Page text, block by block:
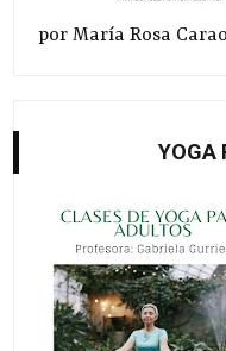
por María Rosa
YOGA